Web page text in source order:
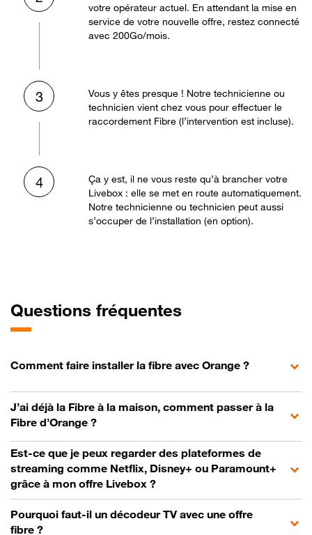
votre opérateur actuel. En attendant la mise en
service de votre nouvelle offre, restez connecté
avec 200Go/mois.
3
Vous y êtes presque ! Notre technicienne ou
technicien vient chez vous pour effectuer le
raccordement Fibre (l’intervention est incluse).
4
Ça y est, il ne vous reste qu’à brancher votre
Livebox : elle se met en route automatiquement.
Notre technicienne ou technicien peut aussi
s’occuper de l’installation (en option).
Questions fréquentes
Comment faire installer la fibre avec Orange ?
J’ai déjà la Fibre à la maison, comment passer à la
Fibre d’Orange ?
Est-ce que je peux regarder des plateformes de
streaming comme Netflix, Disney+ ou Paramount+
grâce à mon offre Livebox ?
Pourquoi faut-il un décodeur TV avec une offre
fibre ?